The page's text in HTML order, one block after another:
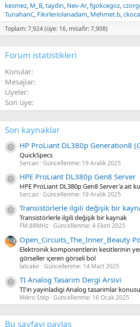
kesmez M_B taydin Nev-Ar fgokcegoz
TunahanC Fikirleriolanadam Mehmet.b
Toplam: 7,924 (üye: 16, misafir: 7,908)
Forum istatistikleri
Konular
Mesajlar
Üyeler
Son üye
Son kaynaklar
Kaynak ikon/amblem
HP ProLiant DL380p Generation8
QuickSpecs
Sercan Güncellenme: 19 Aralık 2025
Kaynak ikon/amblem
HPE ProLiant DL380p Gen8 Server
HPE ProLiant DL380p Gen8 Server'a ait
Sercan Güncellenme: 19 Aralık 2025
Kaynak ikon/amblem
Transistörlerle ilgili değişik bir
Transistörlerle ilgili değişik bir kaynak
FM.88MHz Güncellenme:4 Ekim 2025
Open_Circuits_The_Inner_Beauty
Elektronik komponentlerin kesitlerinin
görseller içeren görseli bol
latcakir Güncellenme: 14 Mart 2025
Kaynak ikon/amblem
TI Analog Tasarim Dergi Arsivi
TI'in yayinladigi Analog tasarimlar
Mikro Step Güncellenme: 16 Ocak 2025
Bu sayfayı paylaş